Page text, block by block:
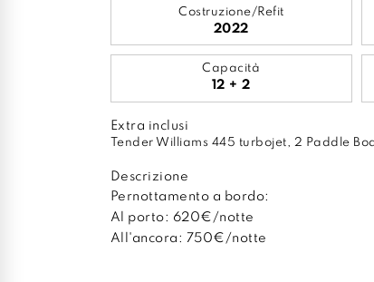
Costruzione/Refit
2022
Capacità
12 + 2
Extra inclusi
Tender Williams 445 turbojet, 2 Paddle
Descrizione
Pernottamento a bordo:
Al porto: 620€/notte
All'ancora: 750€/notte